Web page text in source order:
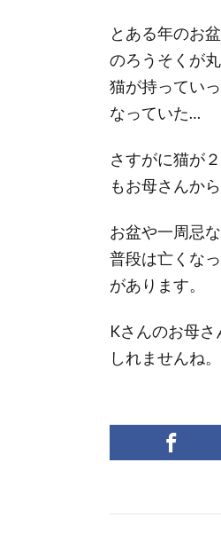
とある年のお
のろうそくが
猫が持ってい
なっていた…
さすがに猫が
もお母さんか
お盆や一周忌
普段は亡くな
があります。
Kさんのお母
しれませんね。